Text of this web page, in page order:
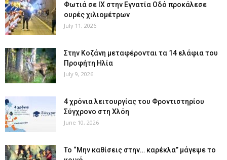
Φωτιά σε ΙΧ στην Εγνατία Οδό προκάλεσε
ουρές χιλιομέτρων
July 11, 2026
Στην Κοζάνη μεταφέρονται τα 14 ελάφια του
Προφήτη Ηλία
July 9, 2026
4 χρόνια λειτουργίας του Φροντιστηρίου
Σύγχρονο στη Χλόη
June 10, 2026
Το “Μην καθίσεις στην… καρέκλα” μάγεψε το